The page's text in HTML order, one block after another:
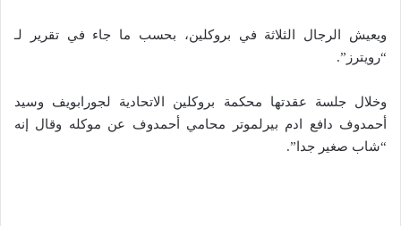
ويعيش الرجال الثلاثة في بروكلين، بحسب ما جاء في تقرير لـ
“رويترز”.
وخلال جلسة عقدتها محكمة بروكلين الاتحادية لجورابويف وسيد
أحمدوف دافع ادم بيرلموتر محامي أحمدوف عن موكله وقال إنه
“شاب صغير جدا”.